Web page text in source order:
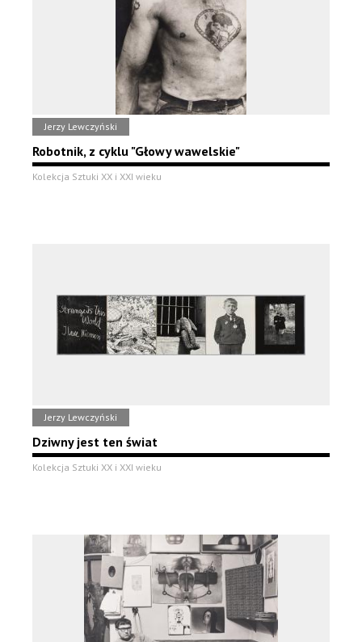
Jerzy Lewczyński
Robotnik, z cyklu "Głowy wawelskie"
Kolekcja Sztuki XX i XXI wieku
Jerzy Lewczyński
Dziwny jest ten świat
Kolekcja Sztuki XX i XXI wieku